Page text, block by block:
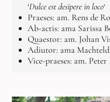
‘Dulce est desipere in loco‘
Praeses: am. Rens de
Ab-actis: ama Sarissa
Quaestor: am. Johan
Adiutor: ama
Vice-praeses: am.